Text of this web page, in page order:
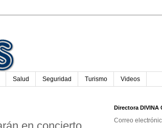
Salud Seguridad Turismo Videos
Directora DIVINA
Correo